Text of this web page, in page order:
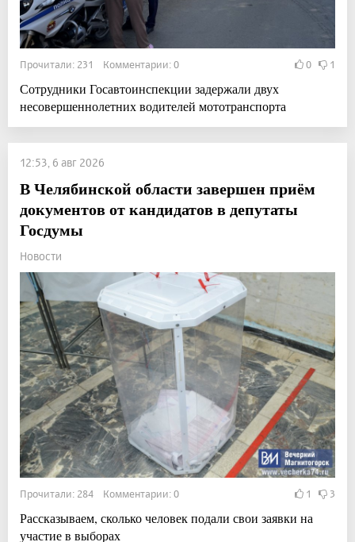
Прочитали: 231 Комментарии: 0 0 1
Сотрудники Госавтоинспекции задержали двух
несовершеннолетних водителей мототранспорта
12:53, 6 авг 2026
В Челябинской области завершен приём
документов от кандидатов в депутаты
Госдумы
Новости
Прочитали: 284 Комментарии: 0 1 3
Рассказываем, сколько человек подали свои заявки на
участие в выборах